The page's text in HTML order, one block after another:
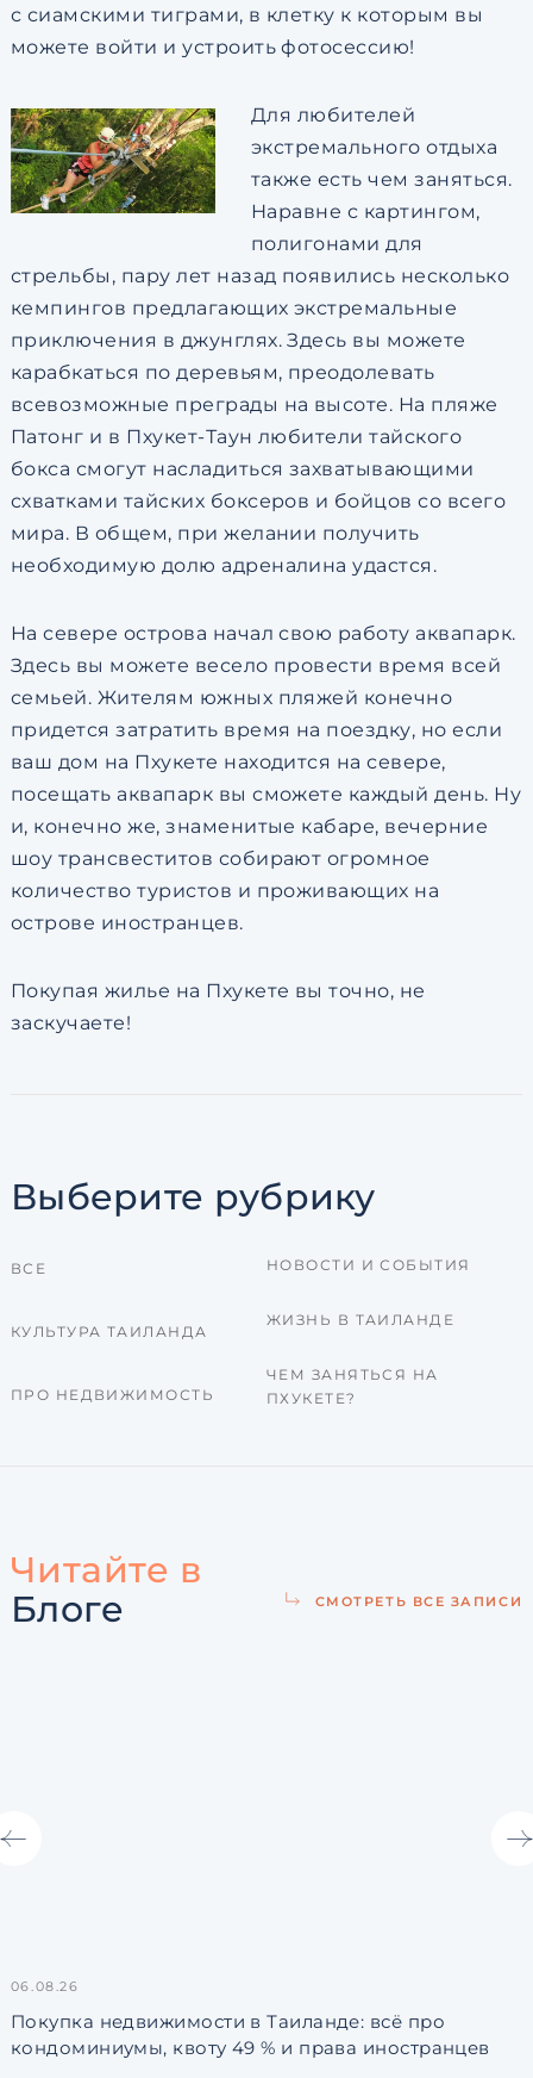
с сиамскими тиграми, в клетку к которым вы
можете войти и устроить фотосессию!
Для любителей
экстремального отдыха
также есть чем заняться.
Наравне с картингом,
полигонами для
стрельбы, пару лет назад появились несколько
кемпингов предлагающих экстремальные
приключения в джунглях. Здесь вы можете
карабкаться по деревьям, преодолевать
всевозможные преграды на высоте. На пляже
Патонг и в Пхукет-Таун любители тайского
бокса смогут насладиться захватывающими
схватками тайских боксеров и бойцов со всего
мира. В общем, при желании получить
необходимую долю адреналина удастся.
На севере острова начал свою работу аквапарк.
Здесь вы можете весело провести время всей
семьей. Жителям южных пляжей конечно
придется затратить время на поездку, но если
ваш дом на Пхукете находится на севере,
посещать аквапарк вы сможете каждый день. Ну
и, конечно же, знаменитые кабаре, вечерние
шоу трансвеститов собирают огромное
количество туристов и проживающих на
острове иностранцев.
Покупая жилье на Пхукете вы точно, не
заскучаете!
Выберите рубрику
ВСЕ
КУЛЬТУРА ТАИЛАНДА
ПРО НЕДВИЖИМОСТЬ
НОВОСТИ И СОБЫТИЯ
ЖИЗНЬ В ТАИЛАНДЕ
ЧЕМ ЗАНЯТЬСЯ НА
ПХУКЕТЕ?
Читайте в
Блоге
СМОТРЕТЬ ВСЕ ЗАПИСИ
06.08.26
Покупка недвижимости в Таиланде: всё про
кондоминиумы, квоту 49 % и права иностранцев